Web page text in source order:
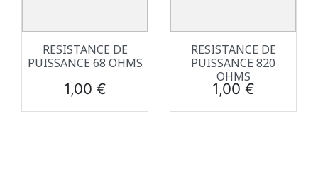
RESISTANCE DE
PUISSANCE 68 OHMS
Prix
1,00 €
RESISTANCE DE
PUISSANCE 820
OHMS
Prix
1,00 €